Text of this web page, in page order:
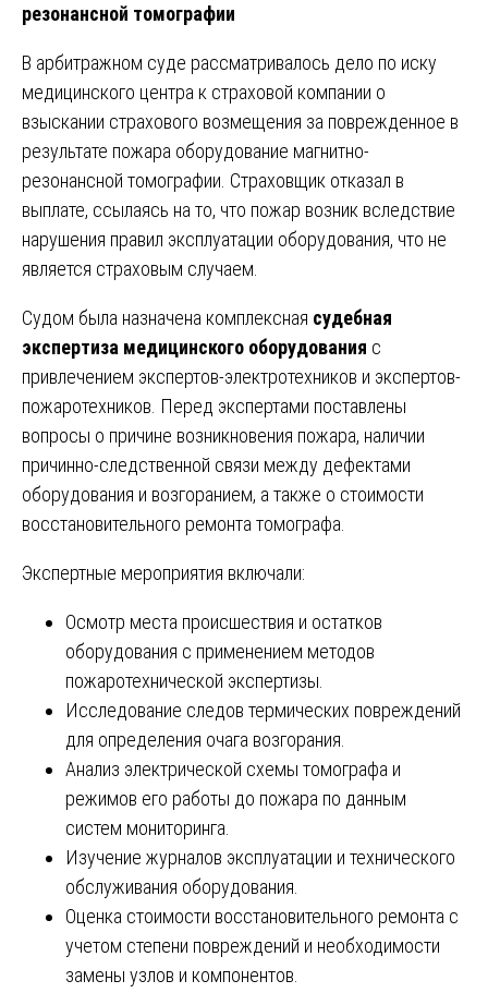
резонансной томографии
В арбитражном суде рассматривалось дело по иску
медицинского центра к страховой компании о
взыскании страхового возмещения за поврежденное в
результате пожара оборудование магнитно-
резонансной томографии. Страховщик отказал в
выплате, ссылаясь на то, что пожар возник вследствие
нарушения правил эксплуатации оборудования, что не
является страховым случаем.
Судом была назначена комплексная судебная
экспертиза медицинского оборудования с
привлечением экспертов-электротехников и экспертов-
пожаротехников. Перед экспертами поставлены
вопросы о причине возникновения пожара, наличии
причинно-следственной связи между дефектами
оборудования и возгоранием, а также о стоимости
восстановительного ремонта томографа.
Экспертные мероприятия включали:
Осмотр места происшествия и остатков
оборудования с применением методов
пожаротехнической экспертизы.
Исследование следов термических повреждений
для определения очага возгорания.
Анализ электрической схемы томографа и
режимов его работы до пожара по данным
систем мониторинга.
Изучение журналов эксплуатации и технического
обслуживания оборудования.
Оценка стоимости восстановительного ремонта с
учетом степени повреждений и необходимости
замены узлов и компонентов.